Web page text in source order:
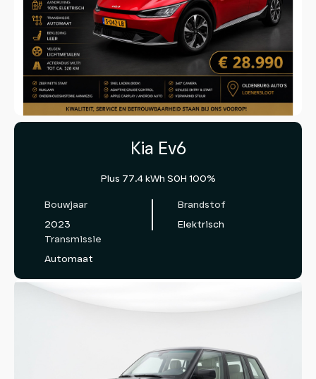
Kia Ev6
Plus 77.4 kWh SOH 100%
Bouwjaar
2023
Brandstof
Elektrisch
Transmissie
Automaat